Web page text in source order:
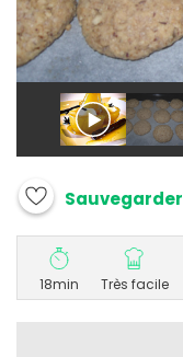
Sauvegarder
18min Très facile